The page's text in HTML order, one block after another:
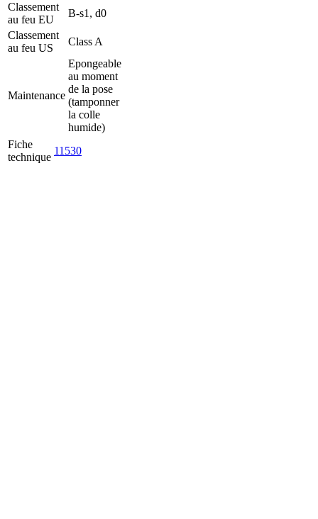
Classement
au feu EU
B-s1, d0
Classement
au feu US
Class A
Maintenance
Epongeable
au moment
de la pose
(tamponner
la colle
humide)
Fiche
technique
11530